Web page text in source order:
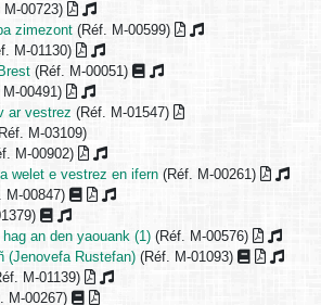
00723)
zimezont (Réf. M-00599)
M-01130)
(Réf. M-00051)
00491)
ar vestrez (Réf. M-01547)
M-03109)
M-00902)
welet e vestrez en ifern (Réf. M-00261)
M-00847)
an den yaouank (1) (Réf. M-00576)
(Jenovefa Rustefan) (Réf. M-01093)
M-01139)
M-00267)